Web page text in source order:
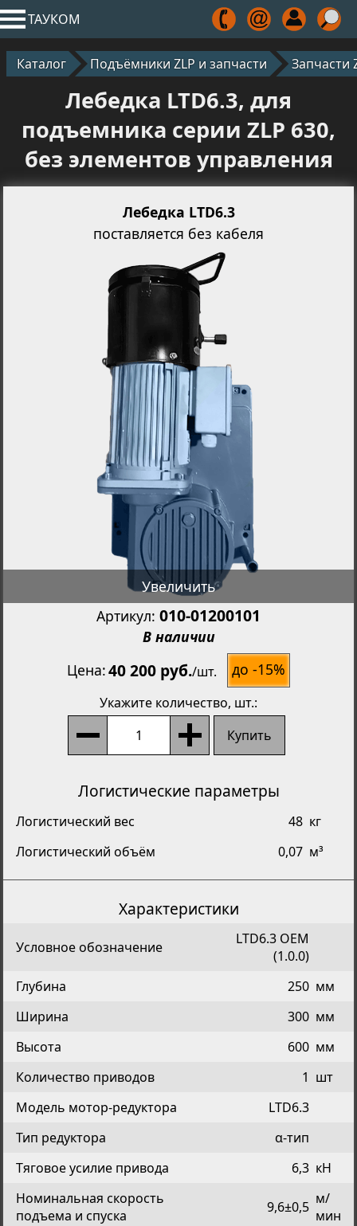
ТАУКОМ
Каталог Подъёмники ZLP и запчасти Запчасти
Лебедка LTD6.3, для
подъемника серии ZLP 630,
без элементов управления
Лебедка LTD6.3
поставляется без кабеля
Увеличить
Артикул: 010-01200101
В наличии
Цена 40 200 руб./шт. до -15%
Укажите количество, шт.:
Купить
Логистические параметры
Логистический вес 48 кг
Логистический объём
0,07 м³
Характеристики
Условное обозначение
LTD6.3 OEM
(1.0.0)
Глубина
250 мм
Ширина
300 мм
Высота
600 мм
Количество приводов
1 шт
Модель мотор-редуктора
LTD6.3
Тип редуктора
α-тип
Тяговое усилие привода
6,3 кН
Номинальная скорость
подъема и спуска
9,6±0,5 м/
мин